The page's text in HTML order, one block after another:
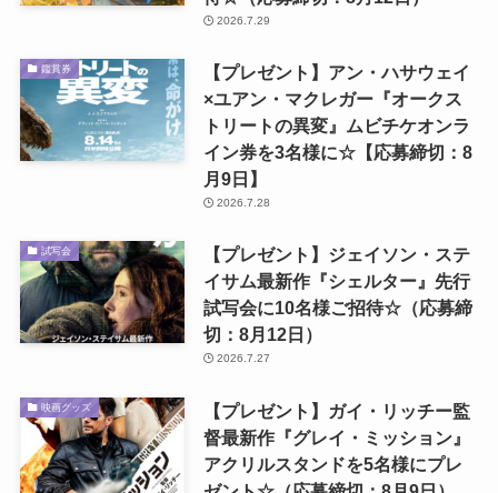
2026.7.29
鑑賞券
【プレゼント】アン・ハサウェイ
×ユアン・マクレガー『オークス
トリートの異変』ムビチケオンラ
イン券を3名様に☆【応募締切：8
月9日】
2026.7.28
試写会
【プレゼント】ジェイソン・ステ
イサム最新作『シェルター』先行
試写会に10名様ご招待☆（応募締
切：8月12日）
2026.7.27
映画グッズ
【プレゼント】ガイ・リッチー監
督最新作『グレイ・ミッション』
アクリルスタンドを5名様にプレ